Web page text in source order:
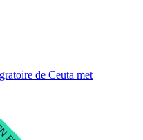
de Ceuta met